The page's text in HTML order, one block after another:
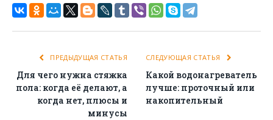
ПРЕДЫДУЩАЯ СТАТЬЯ
Для чего нужна стяжка
пола: когда её делают, а
когда нет, плюсы и
минусы
СЛЕДУЮЩАЯ СТАТЬЯ
Какой водонагреватель
лучше: проточный или
накопительный